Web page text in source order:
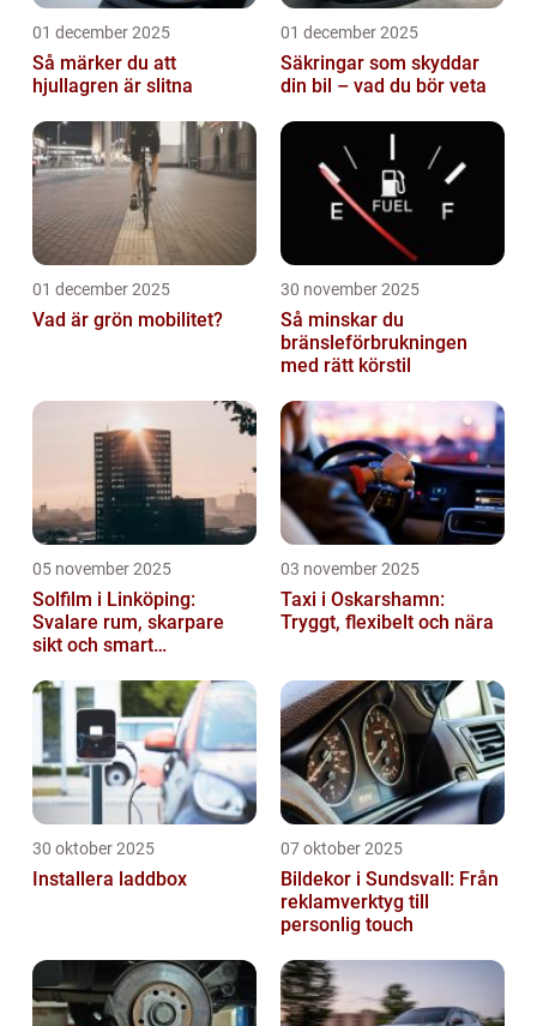
01 december 2025
Så märker du att
hjullagren är slitna
01 december 2025
Säkringar som skyddar
din bil – vad du bör veta
01 december 2025
Vad är grön mobilitet?
30 november 2025
Så minskar du
bränsleförbrukningen
med rätt körstil
05 november 2025
Solfilm i Linköping:
Svalare rum, skarpare
sikt och smart
03 november 2025
Taxi i Oskarshamn:
Tryggt, flexibelt och nära
30 oktober 2025
Installera laddbox
07 oktober 2025
Bildekor i Sundsvall: Från
reklamverktyg till
personlig touch